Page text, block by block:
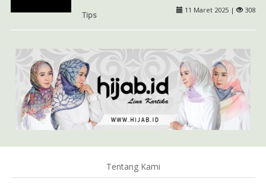
Tips
11 Maret 2025 | 308
Tentang Kami